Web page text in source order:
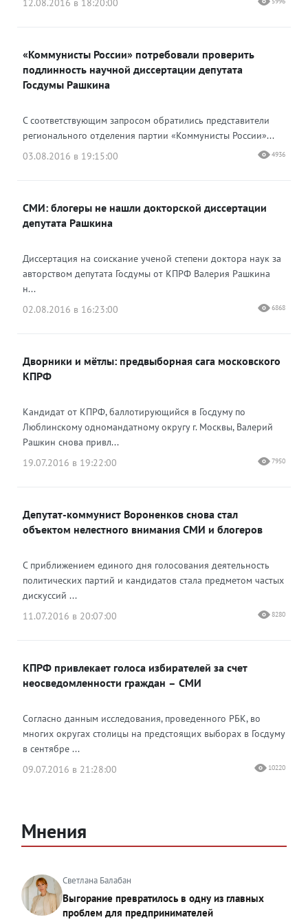
12.08.2016 в 18:20:00
«Коммунисты России» потребовали проверить
подлинность научной диссертации депутата
Госдумы Рашкина
С соответствующим запросом обратились представители
регионального отделения партии «Коммунисты России»...
03.08.2016 в 19:15:00
4936
СМИ: блогеры не нашли докторской диссертации
депутата Рашкина
Диссертация на соискание ученой степени доктора наук за
авторством депутата Госдумы от КПРФ Валерия Рашкина
н...
02.08.2016 в 16:23:00
6868
Дворники и мётлы: предвыборная сага московского
КПРФ
Кандидат от КПРФ, баллотирующийся в Госдуму по
Люблинскому одномандатному округу г. Москвы, Валерий
Рашкин снова привл...
19.07.2016 в 19:22:00
7950
Депутат-коммунист Вороненков снова стал
объектом нелестного внимания СМИ и блогеров
С приближением единого дня голосования деятельность
политических партий и кандидатов стала предметом частых
дискуссий ...
11.07.2016 в 20:07:00
8280
КПРФ привлекает голоса избирателей за счет
неосведомленности граждан – СМИ
Согласно данным исследования, проведенного РБК, во
многих округах столицы на предстоящих выборах в Госдуму
в сентябре ...
09.07.2016 в 21:28:00
10220
Мнения
Светлана Балабан
Выгорание превратилось в одну из главных
проблем для предпринимателей